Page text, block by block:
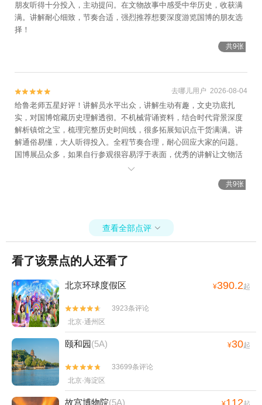
朋友听得十分投入，主动提问。在文物故事中感受中华历史，收获满
满。讲解耐心细致，节奏合适，强烈推荐想要深度游览国博的朋友选
择！
共9张

 去哪儿用户 2026-08-04
给鲁老师五星好评！讲解员水平出众，讲解生动有趣，文史功底扎
实，对国博馆藏历史理解透彻。不机械背诵资料，结合时代背景深度
解析镇馆之宝，梳理完整历史时间线，很多拓展知识点干货满满。讲
解通俗易懂，大人听得投入。全程节奏合理，耐心回应大家的问题。
国博展品众多，如果自行参观很容易浮于表面，优秀的讲解让文物活
了起来，沉浸式感受中华五千年文明。不虚此行，非常推荐！

共9张
查看全部点评 
看了该景点的人还看了
北京环球度假区 ¥390.2起


3923条评论
北京·通州区
颐和园(5A) ¥30起


33699条评论
北京·海淀区
故宫博物院(5A)